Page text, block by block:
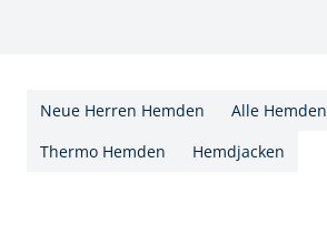
Neue Herren Hemden Alle Hemden
Thermo Hemden
Hemdjacken